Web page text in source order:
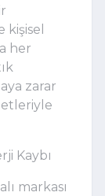
her
zarar
Kaybı
markası